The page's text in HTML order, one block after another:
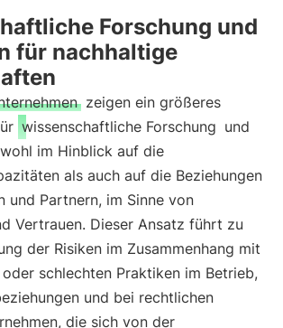
Forschung und
für nachhaltige
zeigen ein größeres
wissenschaftliche Forschung und
im Hinblick auf die
als auch auf die Beziehungen
und Partnern, im Sinne von
Vertrauen. Dieser Ansatz führt zu
der Risiken im Zusammenhang mit
schlechten Praktiken im Betrieb,
und bei rechtlichen
die sich von der